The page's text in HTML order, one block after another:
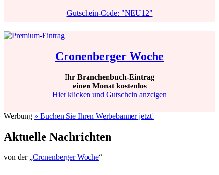
Gutschein-Code: "NEU12"
Cronenberger Woche
Ihr Branchenbuch-Eintrag
einen Monat kostenlos
Hier klicken und Gutschein anzeigen
Werbung » Buchen Sie Ihren Werbebanner jetzt!
Aktuelle Nachrichten
von der „Cronenberger Woche“